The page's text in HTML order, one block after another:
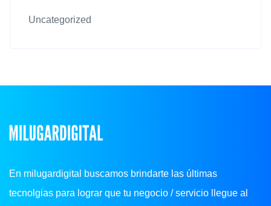
Uncategorized
En milugardigital buscamos brindarte las últimas
tecnolgias para lograr que tu negocio / servicio llegue al